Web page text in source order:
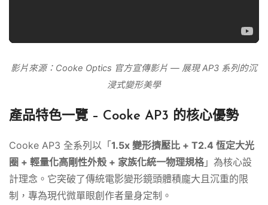
影片來源：Cooke Optics 官方宣傳影片 — 展現 AP3 系列的沉
浸式變形美學
產品特色一覽 – Cooke AP3 的核心優勢
Cooke AP3 全系列以「 1.5x 變形擠壓比 + T2.4 恆定大光
圈 + 輕量化高剛性外殼 + 家族化統一物理規格」為核心設
計理念。它突破了傳統電影變形鏡頭體積龐大且沉重的限
制，專為現代微單眼創作者量身定制。